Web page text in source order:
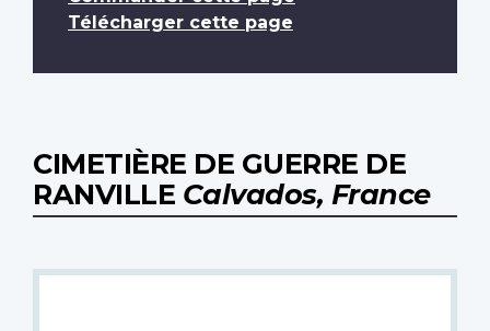
Télécharger cette page
CIMETIÈRE DE GUERRE DE
RANVILLE Calvados, France